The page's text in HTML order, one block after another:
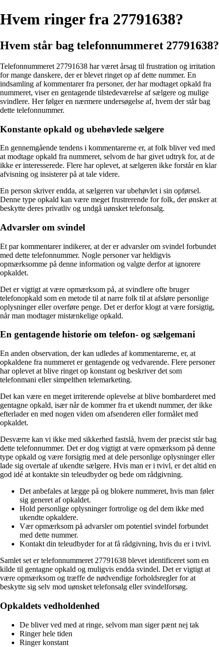
Hvem ringer fra 27791638?
Hvem står bag telefonnummeret 27791638?
Telefonnummeret 27791638 har været årsag til frustration og irritation
for mange danskere, der er blevet ringet op af dette nummer. En
indsamling af kommentarer fra personer, der har modtaget opkald fra
nummeret, viser en gentagende tilstedeværelse af sælgere og mulige
svindlere. Her følger en nærmere undersøgelse af, hvem der står bag
dette telefonnummer.
Konstante opkald og ubehøvlede sælgere
En gennemgående tendens i kommentarerne er, at folk bliver ved med
at modtage opkald fra nummeret, selvom de har givet udtryk for, at de
ikke er interesserede. Flere har oplevet, at sælgeren ikke forstår en klar
afvisning og insisterer på at tale videre.
En person skriver endda, at sælgeren var ubehøvlet i sin opførsel.
Denne type opkald kan være meget frustrerende for folk, der ønsker at
beskytte deres privatliv og undgå uønsket telefonsalg.
Advarsler om svindel
Et par kommentarer indikerer, at der er advarsler om svindel forbundet
med dette telefonnummer. Nogle personer var heldigvis
opmærksomme på denne information og valgte derfor at ignorere
opkaldet.
Det er vigtigt at være opmærksom på, at svindlere ofte bruger
telefonopkald som en metode til at narre folk til at afsløre personlige
oplysninger eller overføre penge. Det er derfor klogt at være forsigtig,
når man modtager mistænkelige opkald.
En gentagende historie om telefon- og sælgemani
En anden observation, der kan udledes af kommentarerne, er, at
opkaldene fra nummeret er gentagende og vedvarende. Flere personer
har oplevet at blive ringet op konstant og beskriver det som
telefonmani eller simpelthen telemarketing.
Det kan være en meget irriterende oplevelse at blive bombarderet med
gentagne opkald, især når de kommer fra et ukendt nummer, der ikke
efterlader en med nogen viden om afsenderen eller formålet med
opkaldet.
Desværre kan vi ikke med sikkerhed fastslå, hvem der præcist står bag
dette telefonnummer. Det er dog vigtigt at være opmærksom på denne
type opkald og være forsigtig med at dele personlige oplysninger eller
lade sig overtale af ukendte sælgere. Hvis man er i tvivl, er det altid en
god idé at kontakte sin teleudbyder og bede om rådgivning.
Det anbefales at lægge på og blokere nummeret, hvis man føler
sig generet af opkaldet.
Hold personlige oplysninger fortrolige og del dem ikke med
ukendte opkaldere.
Vær opmærksom på advarsler om potentiel svindel forbundet
med dette nummer.
Kontakt din teleudbyder for at få rådgivning, hvis du er i tvivl.
Samlet set er telefonnummeret 27791638 blevet identificeret som en
kilde til gentagne opkald og muligvis endda svindel. Det er vigtigt at
være opmærksom og træffe de nødvendige forholdsregler for at
beskytte sig selv mod uønsket telefonsalg eller svindelforsøg.
Opkaldets vedholdenhed
De bliver ved med at ringe, selvom man siger pænt nej tak
Ringer hele tiden
Ringer konstant